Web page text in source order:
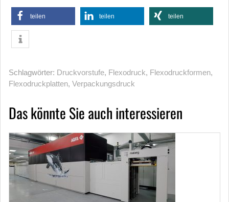
teilen teilen teilen
Schlagwörter: Druckvorstufe, Flexodruck, Flexodruckformen,
Flexodruckplatten, Verpackungsdruck
Das könnte Sie auch interessieren